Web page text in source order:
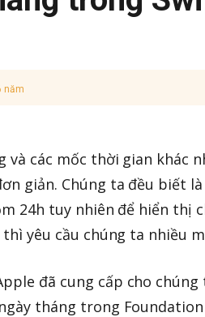
năm
các mốc thời gian khác
giản. Chúng ta đều biết
24h tuy nhiên để hiển thị
yêu cầu chúng ta nhiều
đã cung cấp cho
tháng trong